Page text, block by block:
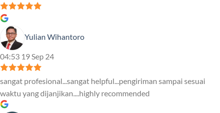
Yulian Wihantoro
04:53 19 Sep 24
sangat profesional...sangat helpful...pengiriman sampai sesuai
waktu yang dijanjikan....highly recommended